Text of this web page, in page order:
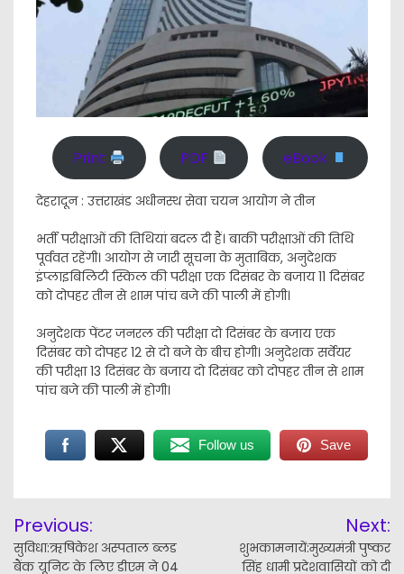
Print PDF eBook
देहरादून : उत्तराखंड अधीनस्थ सेवा चयन आयोग ने तीन
भर्ती परीक्षाओं की तिथियां बदल दी हैं। बाकी परीक्षाओं की तिथि
पूर्ववत रहेंगी। आयोग से जारी सूचना के मुताबिक, अनुदेशक
इंप्लाइबिलिटी स्किल की परीक्षा एक दिसंबर के बजाय 11 दिसंबर
को दोपहर तीन से शाम पांच बजे की पाली में होगी।
अनुदेशक पेंटर जनरल की परीक्षा दो दिसंबर के बजाय एक
दिसंबर को दोपहर 12 से दो बजे के बीच होगी। अनुदेशक सर्वेयर
की परीक्षा 13 दिसंबर के बजाय दो दिसंबर को दोपहर तीन से शाम
पांच बजे की पाली में होगी।
Follow us Save
navigation
Previous:
सुविधा:ऋषिकेश अस्पताल ब्लड
बैंक यूनिट के लिए डीएम ने 04
Next:
शुभकामनायें:मुख्यमंत्री पुष्कर
सिंह धामी प्रदेशवासियों को दी